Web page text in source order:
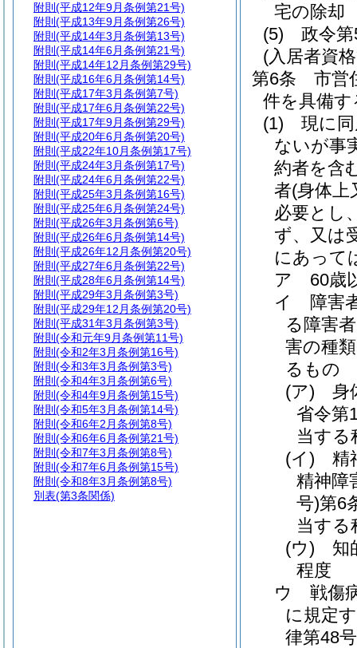
宅の除却
(5)
政令
(入居者資
第6条
市営
件を具備
(1)
現に
ないが事
約者を含
者(身体上
必要とし
ず、又は
にあって
ア
60歳
イ
障害
る障害
害の種
るもの
(ア)
身
省令第
当する
(イ)
精
精神障
号)第6
当する
(ウ)
程度
ウ
戦傷
に規定
律第48
附則 (平成12年9月条例第21号)
附則 (平成13年9月条例第26号)
附則 (平成14年3月条例第13号)
附則 (平成14年6月条例第21号)
附則 (平成14年12月条例第29号)
附則 (平成16年6月条例第14号)
附則 (平成17年3月条例第7号)
附則 (平成17年6月条例第22号)
附則 (平成17年9月条例第29号)
附則 (平成20年6月条例第20号)
附則 (平成22年10月条例第17号)
附則 (平成24年3月条例第17号)
附則 (平成24年6月条例第22号)
附則 (平成25年3月条例第16号)
附則 (平成25年6月条例第24号)
附則 (平成26年3月条例第6号)
附則 (平成26年6月条例第14号)
附則 (平成26年12月条例第20号)
附則 (平成27年6月条例第22号)
附則 (平成28年6月条例第14号)
附則 (平成29年3月条例第3号)
附則 (平成29年12月条例第20号)
附則 (平成31年3月条例第3号)
附則 (令和元年9月条例第11号)
附則 (令和2年3月条例第16号)
附則 (令和3年3月条例第3号)
附則 (令和4年3月条例第6号)
附則 (令和4年9月条例第15号)
附則 (令和5年3月条例第14号)
附則 (令和6年2月条例第8号)
附則 (令和6年6月条例第21号)
附則 (令和7年3月条例第8号)
附則 (令和7年6月条例第15号)
附則 (令和8年3月条例第8号)
別表(第3条関係)